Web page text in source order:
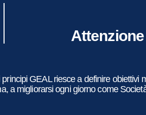
Attenzione
GEAL riesce a definire obiettivi
a migliorarsi ogni giorno come